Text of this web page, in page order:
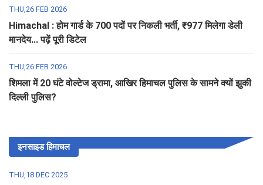
THU,26 FEB 2026
Himachal : होम गार्ड के 700 पदों पर निकली भर्ती, ₹977 मिलेगा डेली
मानदेय... पढ़ें पूरी डिटेल
THU,26 FEB 2026
शिमला में 20 घंटे वोल्टेज ड्रामा, आखिर हिमाचल पुलिस के सामने क्यों झुकी
दिल्ली पुलिस?
इनसाइड हिमाचल
THU,18 DEC 2025